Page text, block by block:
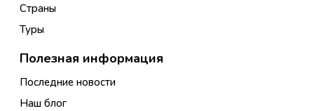
Страны
Туры
Полезная информация
Последние новости
Наш блог